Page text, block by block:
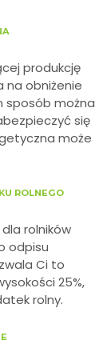
produkcję
na obniżenie
sposób można
się
może
ROLNEGO
rolników
odpisu
Ci to
25%,
rolny.